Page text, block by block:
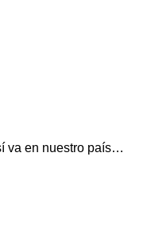
va en nuestro país…